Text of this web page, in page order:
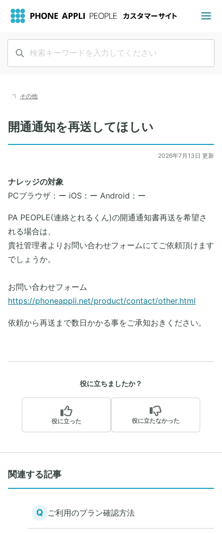
その他
開通通知を再送してほしい
2026年7月13日 更新
ナレッジの対象
PCブラウザ：ー iOS：ー Android：ー
PA PEOPLE(連絡とれるくん)の開通通知書再送を希望さ
れる場合は、
貴社管理者よりお問い合わせフォームにてご依頼頂けます
でしょうか。
お問い合わせフォーム
https://phoneappli.net/product/contact/other.html
依頼から再送まで数日かかる事をご承知おきください。
役に立ちましたか？
役に立った 役に立たなかった
関連する記事
Q ご利用のプラン確認方法